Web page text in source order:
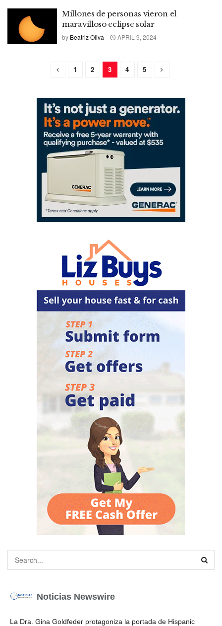
Millones de personas vieron el
maravilloso eclipse solar
by Beatriz Oliva APRIL 9, 2024
1 2 3 4 5
Noticias Newswire
La Dra. Gina Goldfeder protagoniza la portada de Hispanic